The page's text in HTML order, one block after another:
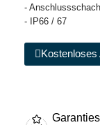
-
- IP66 / 67
Kostenloses